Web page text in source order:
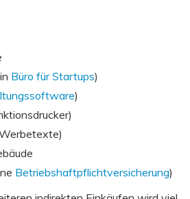
Büro für Startups)
)
Betriebshaftpflichtversicherung)